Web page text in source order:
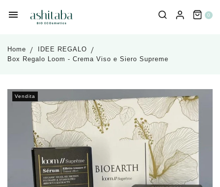
0
Home
IDEE REGALO
Box Regalo Loom - Crema Viso e Siero Supreme
Vendita